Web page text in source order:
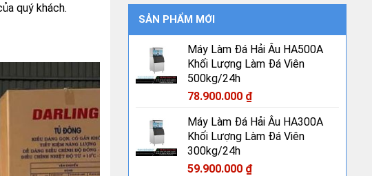
quý khách.
SẢN PHẨM MỚI
Máy Làm Đá Hải Âu HA500A
Khối Lượng Làm Đá Viên
500kg/24h
78.900.000 ₫
Máy Làm Đá Hải Âu HA300A
Khối Lượng Làm Đá Viên
300kg/24h
59.900.000 ₫